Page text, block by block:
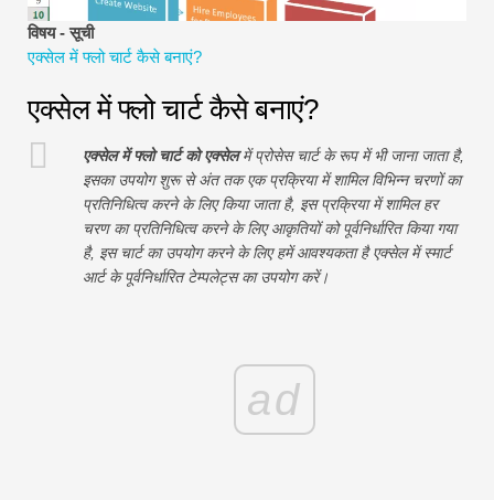
वित्तीय मॉडलिंग ट्यूटोरियल
पूर्ण प्रपत्र
जोखिम प्रबंधन ट्यूटोरियल
विषय - सूची
एक्सेल में फ्लो चार्ट कैसे बनाएं?
एक्सेल में फ्लो चार्ट कैसे बनाएं?
एक्सेल में फ्लो चार्ट को एक्सेलमें प्रोसेस चार्ट के रूप में भी जाना जाता है,
इसका उपयोग शुरू से अंत तक एक प्रक्रिया में शामिल विभिन्न चरणों का
प्रतिनिधित्व करने के लिए किया जाता है, इस प्रक्रिया में शामिल हर
चरण का प्रतिनिधित्व करने के लिए आकृतियों को पूर्वनिर्धारित किया गया
है, इस चार्ट का उपयोग करने के लिए हमें आवश्यकता है एक्सेल में स्मार्ट
आर्ट के पूर्वनिर्धारित टेम्पलेट्स का उपयोग करें।
ad